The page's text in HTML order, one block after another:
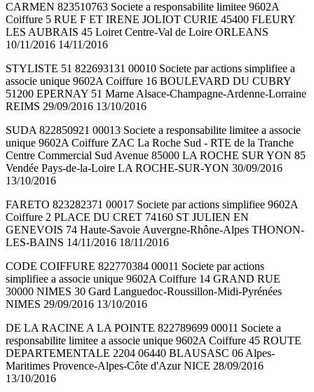
CARMEN 823510763 Societe a responsabilite limitee 9602A
Coiffure 5 RUE F ET IRENE JOLIOT CURIE 45400 FLEURY
LES AUBRAIS 45 Loiret Centre-Val de Loire ORLEANS
10/11/2016 14/11/2016
STYLISTE 51 822693131 00010 Societe par actions simplifiee a
associe unique 9602A Coiffure 16 BOULEVARD DU CUBRY
51200 EPERNAY 51 Marne Alsace-Champagne-Ardenne-Lorraine
REIMS 29/09/2016 13/10/2016
SUDA 822850921 00013 Societe a responsabilite limitee a associe
unique 9602A Coiffure ZAC La Roche Sud - RTE de la Tranche
Centre Commercial Sud Avenue 85000 LA ROCHE SUR YON 85
Vendée Pays-de-la-Loire LA ROCHE-SUR-YON 30/09/2016
13/10/2016
FARETO 823282371 00017 Societe par actions simplifiee 9602A
Coiffure 2 PLACE DU CRET 74160 ST JULIEN EN
GENEVOIS 74 Haute-Savoie Auvergne-Rhône-Alpes THONON-
LES-BAINS 14/11/2016 18/11/2016
CODE COIFFURE 822770384 00011 Societe par actions
simplifiee a associe unique 9602A Coiffure 14 GRAND RUE
30000 NIMES 30 Gard Languedoc-Roussillon-Midi-Pyrénées
NIMES 29/09/2016 13/10/2016
DE LA RACINE A LA POINTE 822789699 00011 Societe a
responsabilite limitee a associe unique 9602A Coiffure 45 ROUTE
DEPARTEMENTALE 2204 06440 BLAUSASC 06 Alpes-
Maritimes Provence-Alpes-Côte d'Azur NICE 28/09/2016
13/10/2016